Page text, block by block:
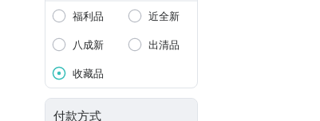
福利品
近全新
八成新
出清品
收藏品
付款方式